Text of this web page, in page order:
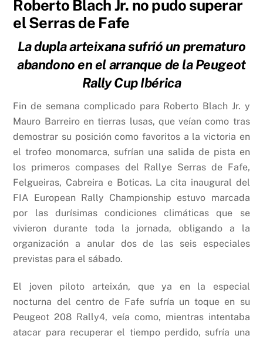
Roberto Blach Jr. no pudo superar
el Serras de Fafe
La dupla arteixana sufrió un prematuro
abandono en el arranque de la Peugeot
Rally Cup Ibérica
Fin de semana complicado para Roberto Blach Jr. y
Mauro Barreiro en tierras lusas, que veían como tras
demostrar su posición como favoritos a la victoria en
el trofeo monomarca, sufrían una salida de pista en
los primeros compases del Rallye Serras de Fafe,
Felgueiras, Cabreira e Boticas. La cita inaugural del
FIA European Rally Championship estuvo marcada
por las durísimas condiciones climáticas que se
vivieron durante toda la jornada, obligando a la
organización a anular dos de las seis especiales
previstas para el sábado.
El joven piloto arteixán, que ya en la especial
nocturna del centro de Fafe sufría un toque en su
Peugeot 208 Rally4, veía como, mientras intentaba
atacar para recuperar el tiempo perdido, sufría una